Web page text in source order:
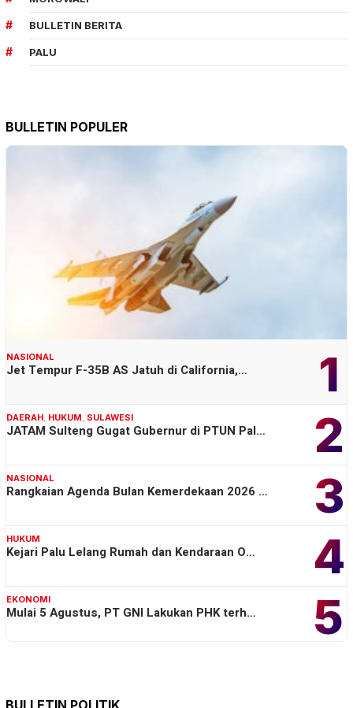
BULLETIN BERITA
PALU
BULLETIN POPULER
1
NASIONAL
Jet Tempur F-35B AS Jatuh di California,…
2
DAERAH, HUKUM, SULAWESI
JATAM Sulteng Gugat Gubernur di PTUN Pal…
3
NASIONAL
Rangkaian Agenda Bulan Kemerdekaan 2026 …
4
HUKUM
Kejari Palu Lelang Rumah dan Kendaraan O…
5
EKONOMI
Mulai 5 Agustus, PT GNI Lakukan PHK terh…
BULLETIN POLITIK